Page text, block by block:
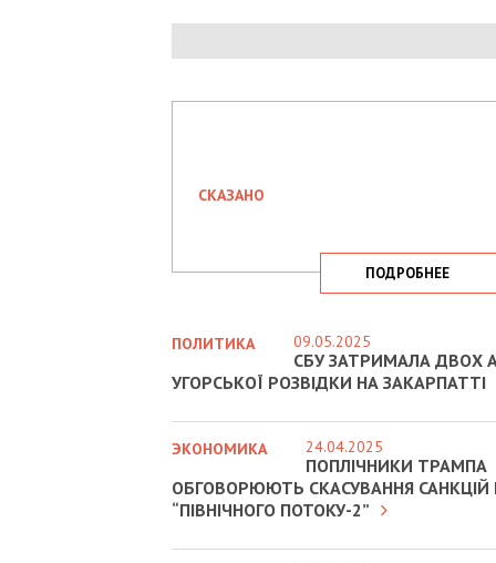
СКАЗАНО
ПОДРОБНЕЕ
ПОЛИТИКА 09.05.2025
СБУ ЗАТРИМАЛА ДВОХ
УГОРСЬКОЇ РОЗВІДКИ НА ЗАКАРПАТТІ
ЭКОНОМИКА 24.04.2025
ПОПЛІЧНИКИ ТРАМПА
ОБГОВОРЮЮТЬ СКАСУВАННЯ САНКЦІЙ
“ПІВНІЧНОГО ПОТОКУ-2”